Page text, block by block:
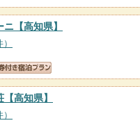
ニ 【高知県】
【高知県】